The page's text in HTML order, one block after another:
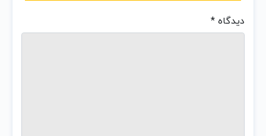
دیدگاه*